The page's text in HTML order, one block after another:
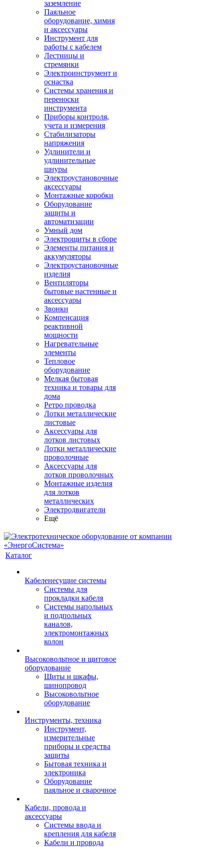
заземление
Паяльное
оборудование, химия
и аксессуары
Инструмент для
работы с кабелем
Лестницы и
стремянки
Электроинструмент и
оснастка
Системы хранения и
переноски
инструмента
Приборы контроля,
учета и измерения
Стабилизаторы
напряжения
Удлинители и
удлинительные
шнуры
Электроустановочные
аксессуары
Монтажные коробки
Оборудование
защиты и
автоматизации
Умный дом
Электрощиты в сборе
Элементы питания и
аккумуляторы
Электроустановочные
изделия
Вентиляторы
бытовые настенные и
аксессуары
Звонки
Компенсация
реактивной
мощности
Нагревательные
элементы
Тепловое
оборудование
Мелкая бытовая
техника и товары для
дома
Ретро проводка
Лотки металлические
листовые
Аксессуары для
лотков листовых
Лотки металлические
проволочные
Аксессуары для
лотков проволочных
Монтажные изделия
для лотков
металлических
Электродвигатели
Ещё
Каталог
Кабеленесущие системы
Системы для
прокладки кабеля
Системы напольных
и подпольных
каналов,
электромонтажных
колон
Высоковольтное и щитовое
оборудование
Щиты и шкафы,
шинопровод
Высоковольтное
оборудование
Инструменты, техника
Инструмент,
измерительные
приборы и средства
защиты
Бытовая техника и
электроника
Оборудование
паяльное и сварочное
Кабели, провода и
аксессуары
Системы ввода и
крепления для кабеля
Кабели и провода